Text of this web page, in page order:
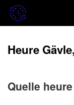
Heure Gävle,
Quelle